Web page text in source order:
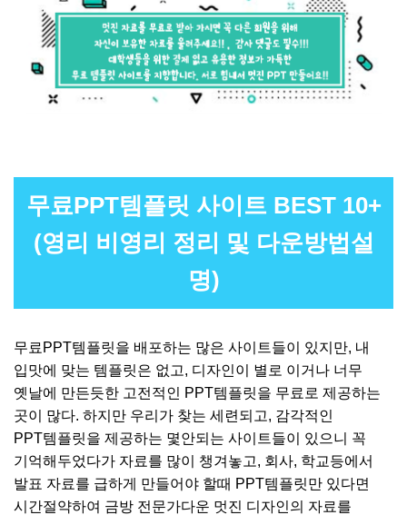
무료PPT템플릿 사이트 BEST 10+
(영리 비영리 정리 및 다운방법설
명)
무료PPT템플릿을 배포하는 많은 사이트들이 있지만, 내
입맛에 맞는 템플릿은 없고, 디자인이 별로 이거나 너무
옛날에 만든듯한 고전적인 PPT템플릿을 무료로 제공하는
곳이 많다. 하지만 우리가 찾는 세련되고, 감각적인
PPT템플릿을 제공하는 몇안되는 사이트들이 있으니 꼭
기억해두었다가 자료를 많이 챙겨놓고, 회사, 학교등에서
발표 자료를 급하게 만들어야 할때 PPT템플릿만 있다면
시간절약하여 금방 전문가다운 멋진 디자인의 자료를